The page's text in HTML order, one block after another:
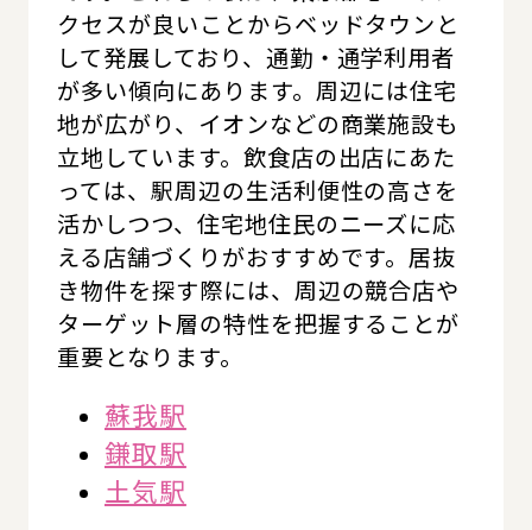
クセスが良いことからベッドタウンと
して発展しており、通勤・通学利用者
が多い傾向にあります。周辺には住宅
地が広がり、イオンなどの商業施設も
立地しています。飲食店の出店にあた
っては、駅周辺の生活利便性の高さを
活かしつつ、住宅地住民のニーズに応
える店舗づくりがおすすめです。居抜
き物件を探す際には、周辺の競合店や
ターゲット層の特性を把握することが
重要となります。
蘇我駅
鎌取駅
土気駅